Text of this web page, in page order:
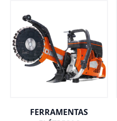
FERRAMENTAS